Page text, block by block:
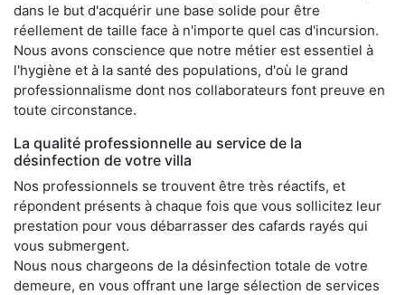
dans le but d'acquérir une base solide pour être
réellement de taille face à n'importe quel cas d'incursion.
Nous avons conscience que notre métier est essentiel à
l'hygiène et à la santé des populations, d'où le grand
professionnalisme dont nos collaborateurs font preuve en
toute circonstance.
La qualité professionnelle au service de la
désinfection de votre villa
Nos professionnels se trouvent être très réactifs, et
répondent présents à chaque fois que vous sollicitez leur
prestation pour vous débarrasser des cafards rayés qui
vous submergent.
Nous nous chargeons de la désinfection totale de votre
demeure, en vous offrant une large sélection de services